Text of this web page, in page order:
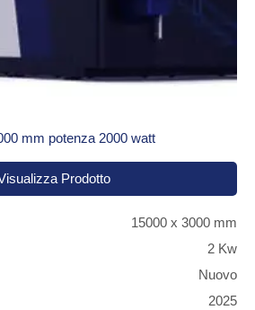
mm potenza 2000 watt
Prodotto
15000 x 3000 mm
2 Kw
Nuovo
2025